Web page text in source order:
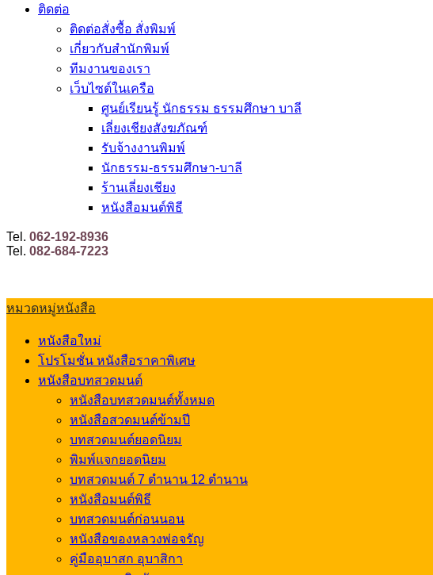
ติดต่อ
ติดต่อสั่งซื้อ สั่งพิมพ์
เกี่ยวกับสำนักพิมพ์
ทีมงานของเรา
เว็บไซต์ในเครือ
ศูนย์เรียนรู้ นักธรรม ธรรมศึกษา บาลี
เลี่ยงเชียงสังฆภัณฑ์
รับจ้างงานพิมพ์
นักธรรม-ธรรมศึกษา-บาลี
ร้านเลี่ยงเชียง
หนังสือมนต์พิธี
Tel. 062-192-8936
Tel. 082-684-7223
หมวดหมู่หนังสือ
หนังสือใหม่
โปรโมชั่น หนังสือราคาพิเศษ
หนังสือบทสวดมนต์
หนังสือบทสวดมนต์ทั้งหมด
หนังสือสวดมนต์ข้ามปี
บทสวดมนต์ยอดนิยม
พิมพ์แจกยอดนิยม
บทสวดมนต์ 7 ตำนาน 12 ตำนาน
หนังสือมนต์พิธี
บทสวดมนต์ก่อนนอน
หนังสือของหลวงพ่อจรัญ
คู่มืออุบาสก อุบาสิกา